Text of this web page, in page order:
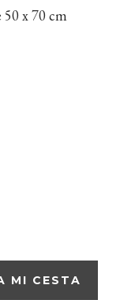
x 70 cm
MI CESTA